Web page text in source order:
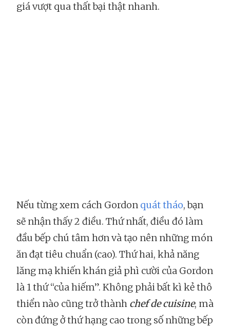
giá vượt qua thất bại thật nhanh.
Nếu từng xem cách Gordon quát tháo, bạn
sẽ nhận thấy 2 điều. Thứ nhất, điều đó làm
đầu bếp chú tâm hơn và tạo nên những món
ăn đạt tiêu chuẩn (cao). Thứ hai, khả năng
lăng mạ khiến khán giả phì cười của Gordon
là 1 thứ “của hiếm”. Không phải bất kì kẻ thô
thiển nào cũng trở thành chef de cuisine, mà
còn đứng ở thứ hạng cao trong số những bếp